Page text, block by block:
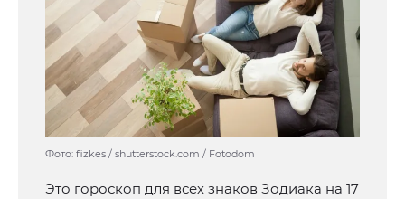
Фото: fizkes / shutterstock.com / Fotodom
Это гороскоп для всех знаков Зодиака на 17